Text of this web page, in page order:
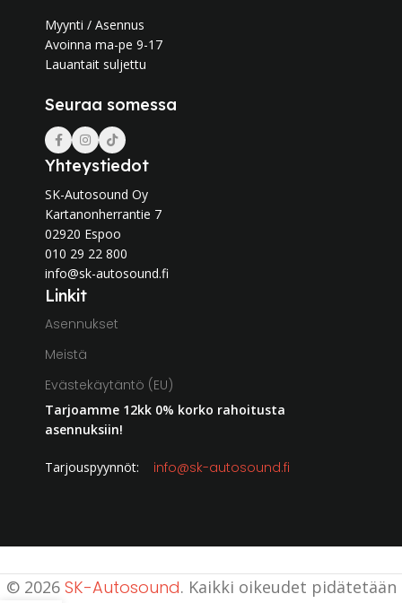
Myynti / Asennus
Avoinna ma-pe 9-17
Lauantait suljettu
Seuraa somessa
Yhteystiedot
SK-Autosound Oy
Kartanonherrantie 7
02920 Espoo
010 29 22 800
info@sk-autosound.fi
Linkit
Asennukset
Meistä
Evästekäytäntö (EU)
Tarjoamme 12kk 0% korko rahoitusta
asennuksiin!
Tarjouspyynnöt: info@sk-autosound.fi
© 2026 SK-Autosound. Kaikki oikeudet pidätetään